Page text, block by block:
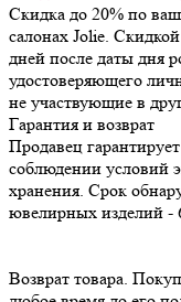
Скидка до 20% по
салонах Jolie.
дней после даты дня
удостоверяющего
не участвующие в
Гарантия и возврат
Продавец
соблюдении условий
хранения. Срок
Возврат товара.